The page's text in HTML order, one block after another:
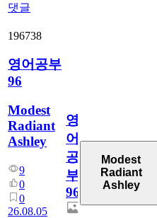
댓글
196738
영어공부
96
Modest
Radiant
Ashley
9
0
0
26.08.05
영
어
공
부
96
Modest
Radiant
Ashley